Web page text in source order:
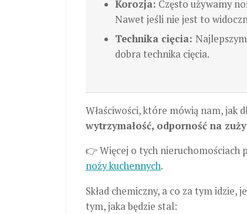
Korozja: Często używamy
Nawet jeśli nie jest to
Technika cięcia:
dobra technika cięcia.
Właściwości, które mówią nam, jak
wytrzymałość, odporność na
👉 Więcej o tych nieruchomościach
noży kuchennych.
Skład chemiczny, a co za tym idzie,
tym, jaka będzie stal: